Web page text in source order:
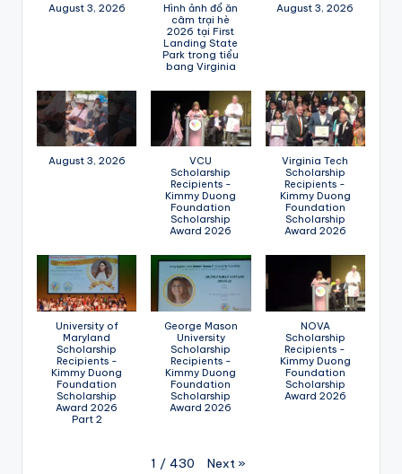
August 3, 2026
Hình ảnh đổ ăn
câm trại hè
2026 tại First
Landing State
Park trong tiểu
bang Virginia
August 3, 2026
August 3, 2026
VCU
Scholarship
Recipients -
Kimmy Duong
Foundation
Scholarship
Award 2026
Virginia Tech
Scholarship
Recipients -
Kimmy Duong
Foundation
Scholarship
Award 2026
University of
Maryland
Scholarship
Recipients -
Kimmy Duong
Foundation
Scholarship
Award 2026
Part 2
George Mason
University
Scholarship
Recipients -
Kimmy Duong
Foundation
Scholarship
Award 2026
NOVA
Scholarship
Recipients -
Kimmy Duong
Foundation
Scholarship
Award 2026
1 / 430 Next »